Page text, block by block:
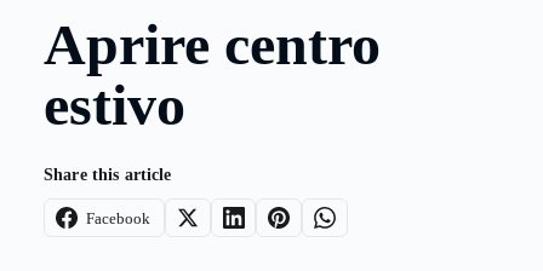
Aprire centro
estivo
Share this article
Facebook